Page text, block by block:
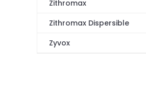
Zithromax
Zithromax Dispersible
Zyvox